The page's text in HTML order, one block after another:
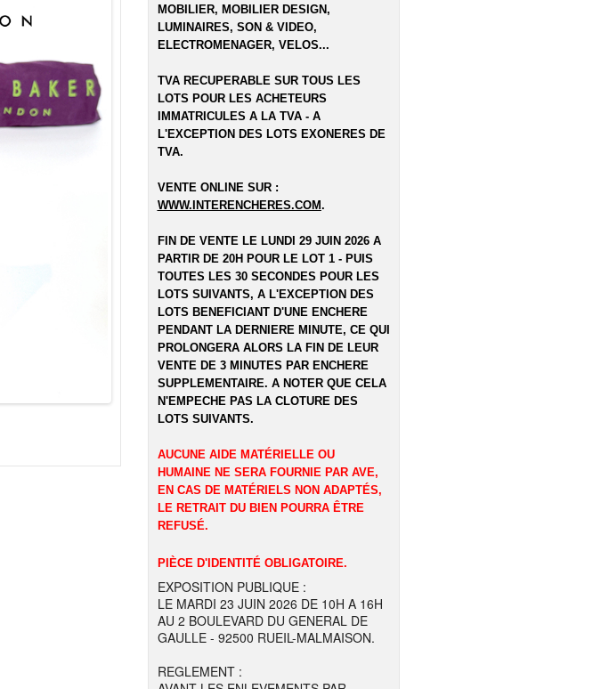
MOBILIER, MOBILIER DESIGN,
LUMINAIRES, SON & VIDEO,
ELECTROMENAGER, VELOS...
TVA RECUPERABLE SUR TOUS LES
LOTS POUR LES ACHETEURS
IMMATRICULES A LA TVA - A
L'EXCEPTION DES LOTS EXONERES DE
TVA.
VENTE ONLINE SUR :
WWW.INTERENCHERES.COM.
FIN DE VENTE LE LUNDI 29 JUIN 2026 A
PARTIR DE 20H POUR LE LOT 1 - PUIS
TOUTES LES 30 SECONDES POUR LES
LOTS SUIVANTS, A L'EXCEPTION DES
LOTS BENEFICIANT D'UNE ENCHERE
PENDANT LA DERNIERE MINUTE, CE QUI
PROLONGERA ALORS LA FIN DE LEUR
VENTE DE 3 MINUTES PAR ENCHERE
SUPPLEMENTAIRE. A NOTER QUE CELA
N'EMPECHE PAS LA CLOTURE DES
LOTS SUIVANTS.
AUCUNE AIDE MATÉRIELLE OU
HUMAINE NE SERA FOURNIE PAR AVE,
EN CAS DE MATÉRIELS NON ADAPTÉS,
LE RETRAIT DU BIEN POURRA ÊTRE
REFUSÉ.
PIÈCE D'IDENTITÉ OBLIGATOIRE.
EXPOSITION PUBLIQUE :
LE MARDI 23 JUIN 2026 DE 10H A 16H
AU 2 BOULEVARD DU GENERAL DE
GAULLE - 92500 RUEIL-MALMAISON.
REGLEMENT :